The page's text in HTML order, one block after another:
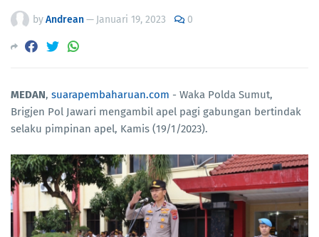
byAndrean— Januari 19, 2023 0
MEDAN, suarapembaharuan.com - Waka Polda Sumut,
Brigjen Pol Jawari mengambil apel pagi gabungan bertindak
selaku pimpinan apel, Kamis (19/1/2023).